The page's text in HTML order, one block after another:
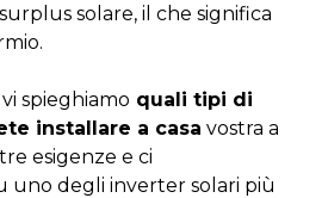
solare, il che significa
spieghiamo quali tipi di
installare a casa vostra a
esigenze e ci
uno degli inverter solari più